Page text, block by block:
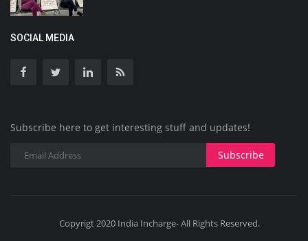
SOCIAL MEDIA
Subscribe here to get interesting stuff and updates!
Subscribe
Copyrigt 2020 India Incharge- All Rights Reserved.